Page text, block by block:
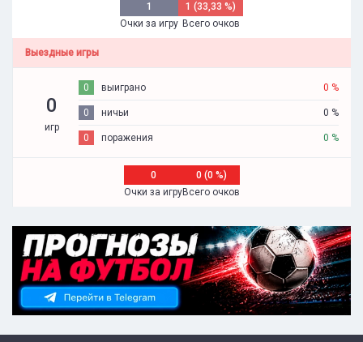
1
Очки за игру
1 (33,33 %)
Всего очков
Выездные игры
0
игр
0 выиграно 0 %
0 ничьи 0 %
0 поражения 0 %
0
Очки за игру
0 (0 %)
Всего очков